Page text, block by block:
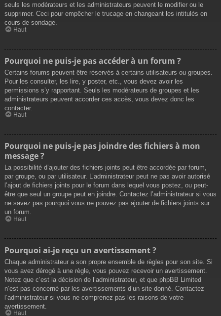
seuls les modérateurs et les administrateurs peuvent le modifier ou le
supprimer. Ceci pour empêcher le trucage en changeant les intitulés en
cours de sondage.
Haut
Pourquoi ne puis-je pas accéder à un forum ?
Certains forums peuvent être réservés à certains utilisateurs ou groupes.
Pour les consulter, les lire, y poster, etc., vous devez avoir les
permissions s’y rapportant. Seuls les modérateurs de groupes et les
administrateurs peuvent accorder ces accès, vous devez donc les
contacter.
Haut
Pourquoi ne puis-je pas joindre des fichiers à mon
message ?
La possibilité d’ajouter des fichiers joints peut être accordée par forum,
par groupe, ou par utilisateur. L’administrateur peut ne pas avoir autorisé
l’ajout de fichiers joints pour le forum dans lequel vous postez, ou peut-
être que seul un groupe peut en joindre. Contactez l’administrateur si vous
ne savez pas pourquoi vous ne pouvez pas ajouter de fichiers joints sur
un forum.
Haut
Pourquoi ai-je reçu un avertissement ?
Chaque administrateur a son propre ensemble de règles pour son site. Si
vous avez dérogé à une règle, vous pouvez recevoir un avertissement.
Notez que c’est la décision de l’administrateur, et que phpBB Limited
n’est pas concerné par les avertissements d’un site donné. Contactez
l’administrateur si vous ne comprenez pas les raisons de votre
avertissement.
Haut